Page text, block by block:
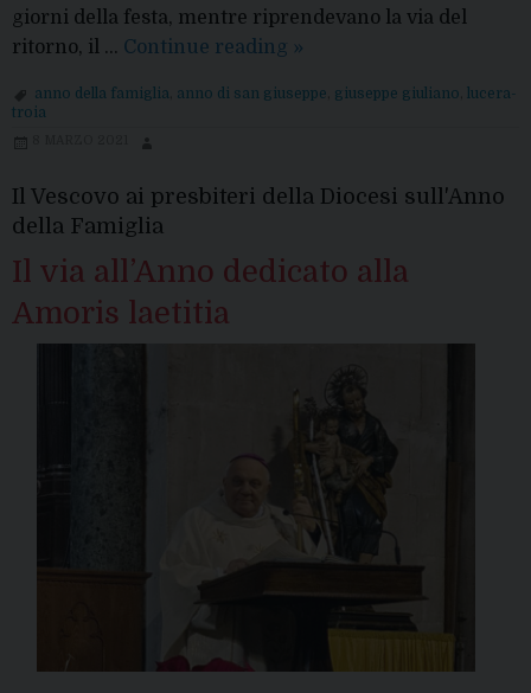
giorni della festa, mentre riprendevano la via del
ritorno, il … Continue reading Al
l’Anno
dall’omelia
»
anno della famiglia anno di san giuseppe giuseppe giuliano
lucera-
troia
Il Vescovo ai presbiteri della Diocesi sull'Anno
della Famiglia
Il via all’Anno dedicato alla
Amoris laetitia